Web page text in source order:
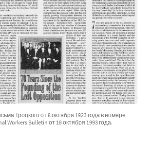
Троцкого от 8 октября 1923 года в номере
Workers Bulletin от 18 октября 1993 года.